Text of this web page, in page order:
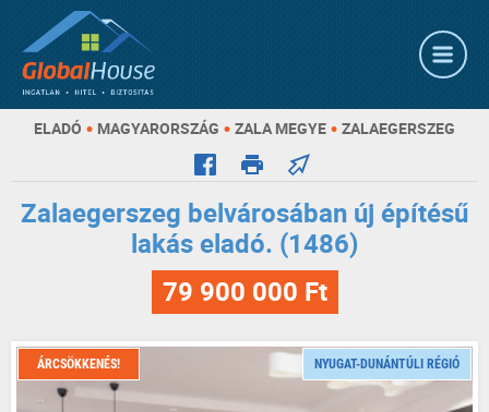
ELADÓ • MAGYARORSZÁG • ZALA MEGYE • ZALAEGERSZEG
Zalaegerszeg belvárosában új építésű
lakás eladó. (1486)
79 900 000 Ft
ÁRCSÖKKENÉS! NYUGAT-DUNÁNTÚLI RÉGIÓ